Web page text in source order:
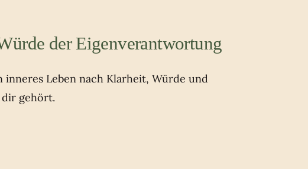
der Eigenverantwortung
Leben nach Klarheit, Würde und
gehört.